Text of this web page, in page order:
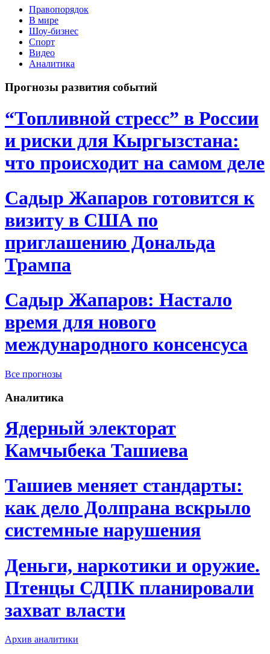
Правопорядок
В мире
Шоу-бизнес
Спорт
Видео
Аналитика
Прогнозы развития событий
“Топливной стресс” в России
и риски для Кыргызстана:
что происходит на самом деле
Садыр Жапаров готовится к
визиту в США по
приглашению Дональда
Трампа
Садыр Жапаров: Настало
время для нового
международного консенсуса
Все прогнозы
Аналитика
Ядерный электорат
Камчыбека Ташиева
Ташиев меняет стандарты:
как дело Долпрана вскрыло
системные нарушения
Деньги, наркотики и оружие.
Птенцы СДПК планировали
захват власти
Архив аналитики